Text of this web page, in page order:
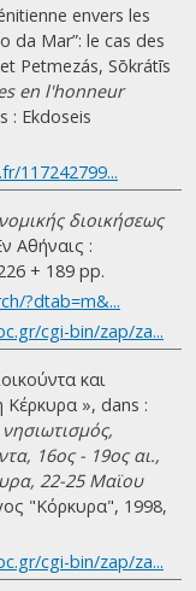
envers les
da Mar”: le cas des
Petmezás, Sōkrátīs
en l'honneur
: Ekdoseis
117242799...
διοικήσεως
Αθήναις :
+ 189 pp.
?dtab=m&...
cgi-bin/zap/za...
και
Κέρκυρα », dans :
16ος - 19ος αι.,
22-25 Μαϊου
"Κόρκυρα", 1998,
cgi-bin/zap/za...